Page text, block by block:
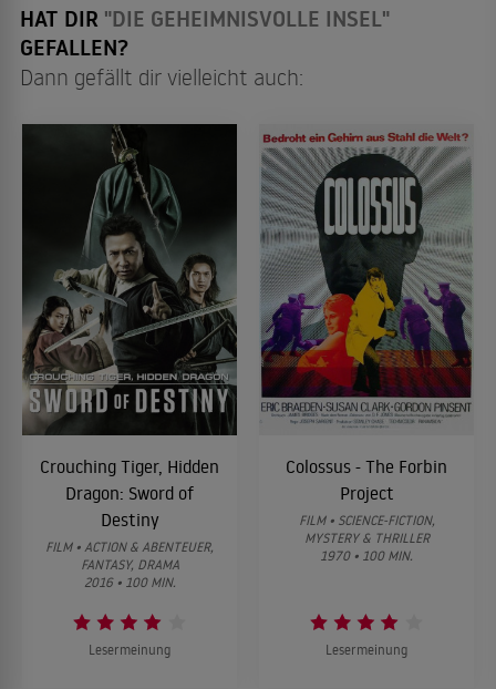
HAT DIR "DIE GEHEIMNISVOLLE INSEL"
GEFALLEN?
Dann gefällt dir vielleicht auch:
Crouching Tiger, Hidden
Dragon: Sword of
Destiny
FILM • ACTION & ABENTEUER,
FANTASY, DRAMA
2016 • 100 MIN.
Lesermeinung
Colossus - The Forbin
Project
FILM • SCIENCE-FICTION,
MYSTERY & THRILLER
1970 • 100 MIN.
Lesermeinung